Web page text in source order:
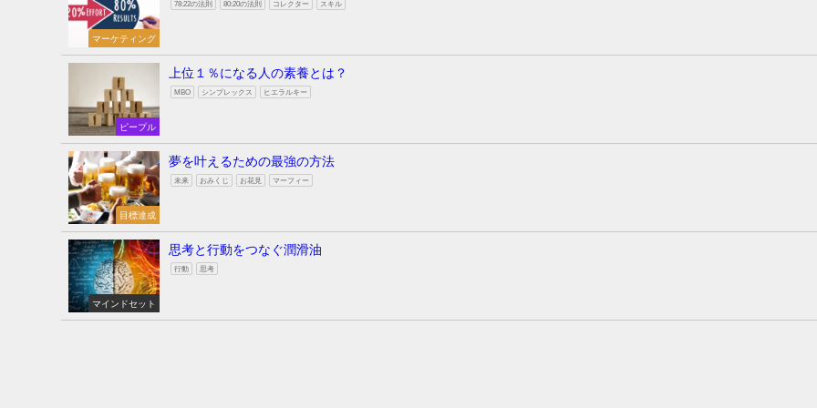
マーケティング
78:22の法則 80:20の法則 コレクター スキル
ピープル
上位１％になる人の素養とは？
MBO シンプレックス ヒエラルキー
目標達成
夢を叶えるための最強の方法
未来 おみくじ お花見 マーフィー
マインドセット
思考と行動をつなぐ潤滑油
行動 思考